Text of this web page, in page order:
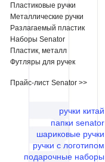
Пластиковые ручки
Металлические ручки
Разлагаемый пластик
Наборы Senator
Пластик, металл
Футляры для ручек
Прайс-лист Senator >>
ручки китай
папки senator
шариковые ручки
ручки с логотипом
подарочные наборы